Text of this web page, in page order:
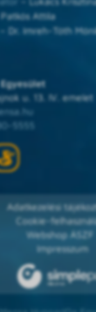
Patkós Attila
– Dr. Imreh-Tóth
u. 13. IV. emelet
5555
Adatkezelési
Cookie-
Webshop ÁSZF
Impresszum